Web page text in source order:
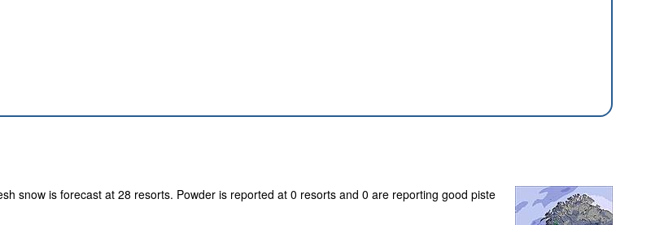
snow is forecast at 28 resorts. Powder is reported at 0 resorts and 0 are reporting good piste